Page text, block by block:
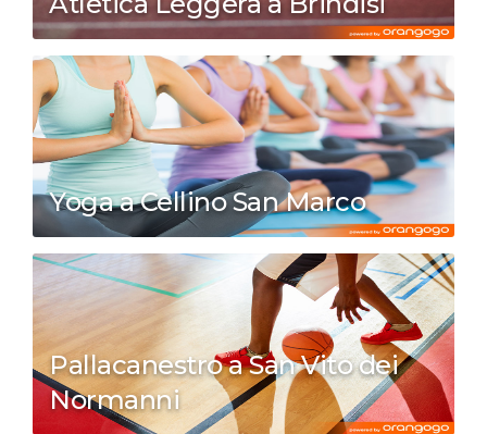
Yoga a Cellino San Marco
Pallacanestro a San Vito dei
Normanni